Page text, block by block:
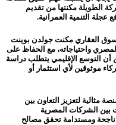
الطويلة مكنتها من تقديم
التنمية العمرانية.
العقاري مكنت جولدن بوينت
واحتياجاته، مع الحفاظ على
أن التوسع الإقليمي يتطلب دراسة
موثوقين لأي استثمار أو
مثالية لتعزيز التعاون بين
بين الشركات المصرية
ومستدامة تحقق مصالح